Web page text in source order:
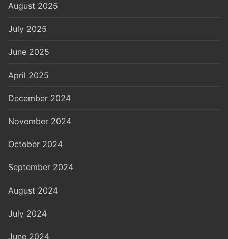
August 2025
July 2025
June 2025
April 2025
December 2024
November 2024
October 2024
September 2024
August 2024
July 2024
June 2024